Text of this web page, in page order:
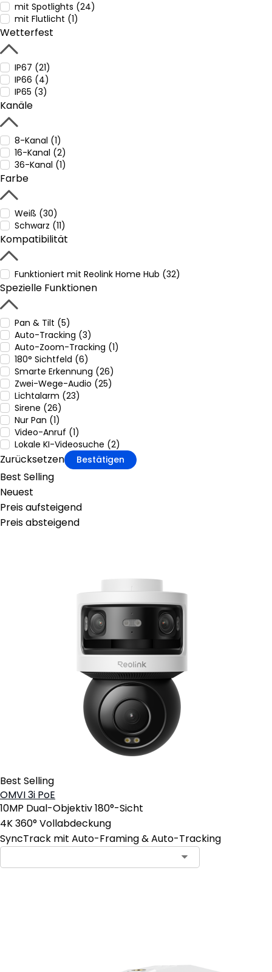
mit Spotlights (24)
mit Flutlicht (1)
Wetterfest
IP67 (21)
IP66 (4)
IP65 (3)
Kanäle
8-Kanal (1)
16-Kanal (2)
36-Kanal (1)
Farbe
Weiß (30)
Schwarz (11)
Kompatibilität
Funktioniert mit Reolink Home Hub (32)
Spezielle Funktionen
Pan & Tilt (5)
Auto-Tracking (3)
Auto-Zoom-Tracking (1)
180° Sichtfeld (6)
Smarte Erkennung (26)
Zwei-Wege-Audio (25)
Lichtalarm (23)
Sirene (26)
Nur Pan (1)
Video-Anruf (1)
Lokale KI-Videosuche (2)
Zurücksetzen Bestätigen
Best Selling
Neuest
Preis aufsteigend
Preis absteigend
Best Selling
OMVI 3i PoE
10MP Dual-Objektiv 180°-Sicht
4K 360° Vollabdeckung
SyncTrack mit Auto-Framing & Auto-Tracking